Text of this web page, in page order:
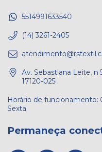
5514991633540
(14) 3261-2405
Av. Sebastiana Leite, n
17120-025
Permaneça